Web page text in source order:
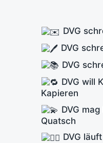
DVG
DVG
DVG
DVG will
Kapieren
DVG
Quatsch
DVG